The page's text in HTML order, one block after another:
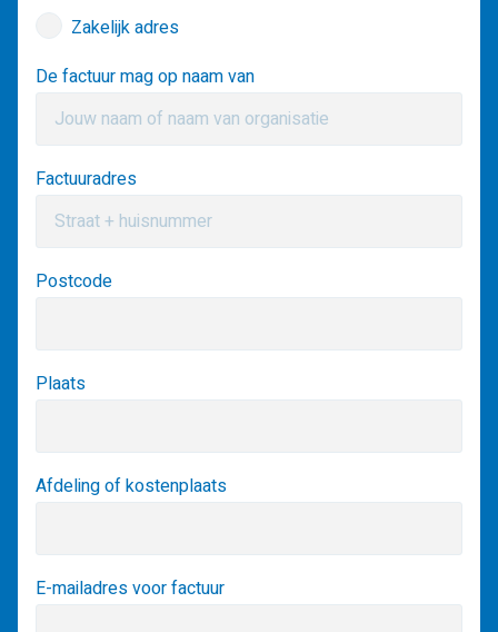
Zakelijk adres
De factuur mag op naam van
Factuuradres
Postcode
Plaats
Afdeling of kostenplaats
E-mailadres voor factuur